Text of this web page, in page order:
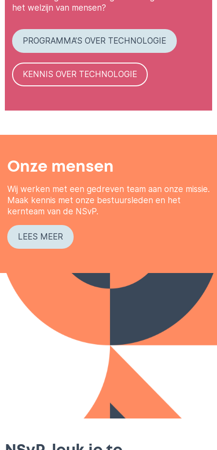
het welzijn van mensen?
PROGRAMMA’S OVER TECHNOLOGIE
KENNIS OVER TECHNOLOGIE
Onze mensen
Wij werken met een gedreven team aan onze missie.
Maak kennis met onze bestuursleden en het
kernteam van de NSvP.
LEES MEER